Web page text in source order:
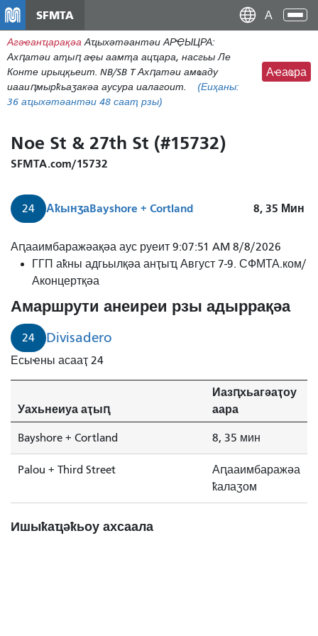
ン
コ
ン
テ
ン
に
SFMTA
Агәҽанҵарақәа Аҵыхәтәантәи АРҾЫЦРА:
Ахԥатәи аҭыԥ аҿы аамҭа ацҵара, насгьы Ле
Конте ирыцқьеит. NB/SB T Ахԥатәи амҩаду
иааиԥмырҟьаӡакәа аусура иалагоит.
(Еиҳаны:
36 аҵыхәтәантәи 48 сааҭ рзы)
Аҽаҩра
Noe St & 27th St (#15732)
SFMTA.com/15732
24 АҟынӡаBayshore + Cortland 8, 35 Мин
Аԥааимбаражәақәа аус руеит 9:07:51 AM 8/8/2026
ГГП аҟны адгьылқәа анҭыҵ Август 7-9. СФМТА.ком/
Аконцертқәа
Амаршрути анеиреи рзы адыррақәа
24 Divisadero
Есыҽны асааҭ 24
Уахьнеиуа аҭыԥ
Иазԥхьагәаҭоу
аара
Bayshore + Cortland 8, 35 мин
Palou + Third Street
Аԥааимбаражәа
ҟалаӡом
Ишыҟаҵәҟьоу ахсаала